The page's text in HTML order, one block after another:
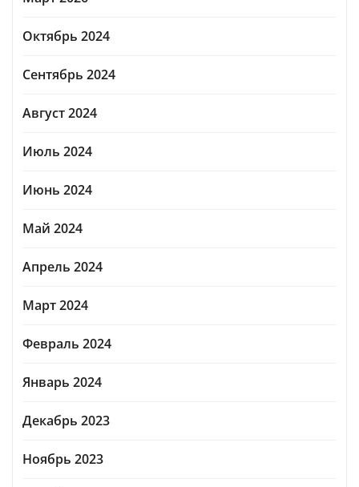
Октябрь 2024
Сентябрь 2024
Август 2024
Июль 2024
Июнь 2024
Май 2024
Апрель 2024
Март 2024
Февраль 2024
Январь 2024
Декабрь 2023
Ноябрь 2023